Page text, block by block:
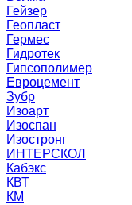
Гейзер
Геопласт
Гермес
Гидротек
Гипсополимер
Евроцемент
Зубр
Изоарт
Изоспан
Изостронг
ИНТЕРСКОЛ
Кабэкс
КВТ
КМ